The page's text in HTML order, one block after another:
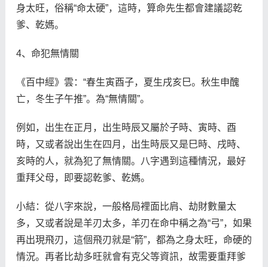
身太旺，俗稱“命太硬”，這時，算命先生都會建議認乾
爹、乾媽。
4、命犯無情關
《百中經》雲：“春生寅酉子，夏生戌亥巳。秋生申醜
亡，冬生子午推”。為“無情關”。
例如，出生在正月，出生時辰又屬於子時、寅時、酉
時，又或者說出生在四月，出生時辰又是巳時、戌時、
亥時的人，就為犯了無情關。八字遇到這種情況，最好
重拜父母，即要認乾爹、乾媽。
小結：從八字來說，一般格局裡面比肩、劫財數量太
多，又或者說是羊刃太多，羊刃在命中稱之為“弓”，如果
再出現飛刃，這個飛刃就是“箭”，都為之身太旺，命硬的
情況。再者比劫多旺就會有克父等資訊，故需要重拜爹